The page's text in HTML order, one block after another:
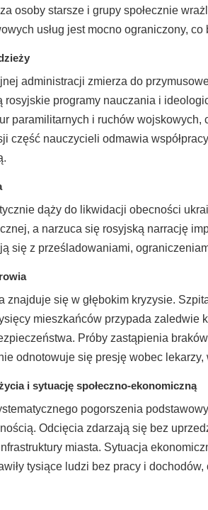
osoby starsze i grupy społecznie
usług jest mocno ograniczony,
administracji zmierza do
rosyjskie programy nauczania i
paramilitarnych i ruchów wojskowych,
część nauczycieli odmawia
dąży do likwidacji obecności
a narzuca się rosyjską narrację
się z prześladowaniami,
znajduje się w głębokim kryzysie.
mieszkańców przypada zaledwie
Próby zastąpienia
odnotowuje się presję wobec
i sytuację społeczno-ekonomiczną
pogorszenia
Odcięcia zdarzają się bez
miasta. Sytuacja
tysiące ludzi bez pracy i